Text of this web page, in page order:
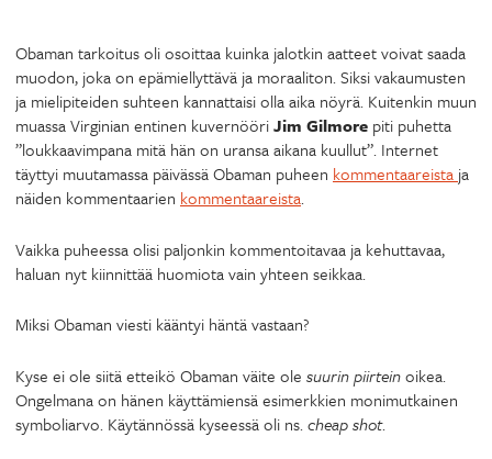
Obaman tarkoitus oli osoittaa kuinka jalotkin aatteet voivat saada
muodon, joka on epämiellyttävä ja moraaliton. Siksi vakaumusten
ja mielipiteiden suhteen kannattaisi olla aika nöyrä. Kuitenkin muun
muassa Virginian entinen kuvernööriJim Gilmore piti puhetta
”loukkaavimpana mitä hän on uransa aikana kuullut”. Internet
täyttyi muutamassa päivässä Obaman puheen kommentaareista ja
näiden kommentaarien kommentaareista.
Vaikka puheessa olisi paljonkin kommentoitavaa ja kehuttavaa,
haluan nyt kiinnittää huomiota vain yhteen seikkaa.
Miksi Obaman viesti kääntyi häntä vastaan?
Kyse ei ole siitä etteikö Obaman väite ole suurin piirteinoikea.
Ongelmana on hänen käyttämiensä esimerkkien monimutkainen
symboliarvo. Käytännössä kyseessä oli ns.cheap shot.